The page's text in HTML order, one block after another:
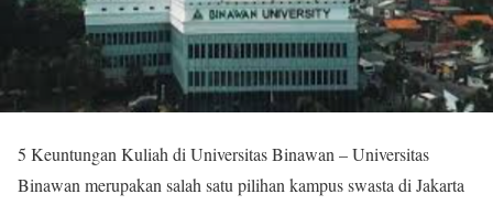
5 Keuntungan Kuliah di Universitas Binawan – Universitas
Binawan merupakan salah satu pilihan kampus swasta di Jakarta